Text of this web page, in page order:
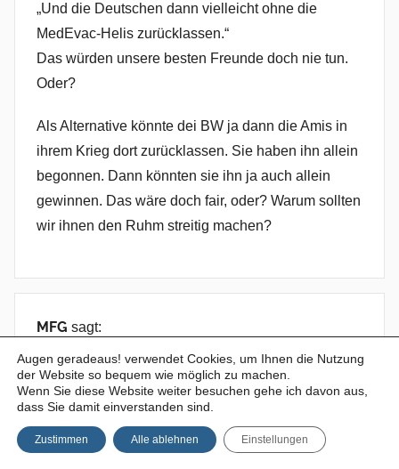
„Und die Deutschen dann vielleicht ohne die
MedEvac-Helis zurücklassen.“
Das würden unsere besten Freunde doch nie tun.
Oder?
Als Alternative könnte dei BW ja dann die Amis in
ihrem Krieg dort zurücklassen. Sie haben ihn allein
begonnen. Dann könnten sie ihn ja auch allein
gewinnen. Das wäre doch fair, oder? Warum sollten
wir ihnen den Ruhm streitig machen?
MFG sagt:
30.03.2011 um 18:36 Uhr
Soso, laut dem älteren Artikel kann ich also einfach
Dr. Bertling: Bei den guten alten Alu-
Augen geradeaus! verwendet Cookies, um Ihnen die Nutzung
der Website so bequem wie möglich zu machen.
Wenn Sie diese Website weiter besuchen gehe ich davon aus,
dass Sie damit einverstanden sind.
Zustimmen Alle ablehnen Einstellungen